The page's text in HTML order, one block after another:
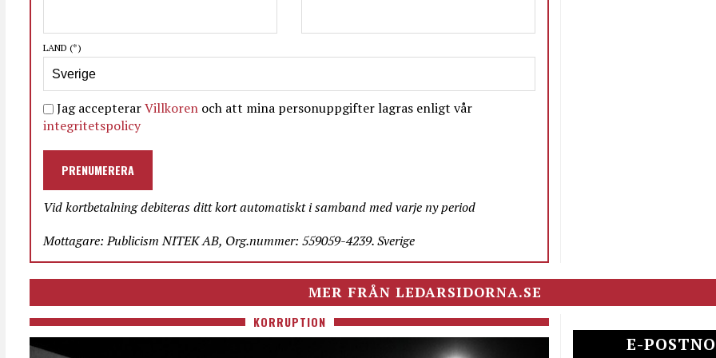
LAND (*)
Jag accepterarVillkoren och att mina personuppgifter lagras enligt vår
integritetspolicy
PRENUMERERA
Vid kortbetalning debiteras ditt kort automatiskt i samband med varje ny period
Mottagare: Publicism NITEK AB, Org.nummer: 559059-4239. Sverige
MER FRÅN LEDARSIDORNA.SE
KORRUPTION
E-